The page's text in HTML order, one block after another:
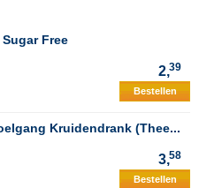
Free
2,39
Bestellen
Kruidendrank (Thee...
3,58
Bestellen